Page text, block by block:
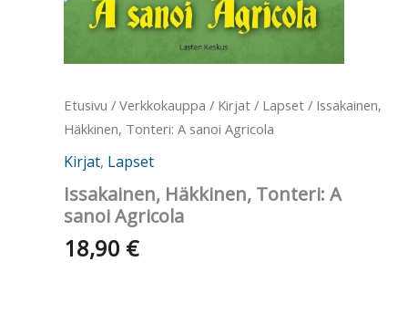
Etusivu / Verkkokauppa / Kirjat / Lapset / Issakainen,
Häkkinen, Tonteri: A sanoi Agricola
Kirjat, Lapset
Issakainen, Häkkinen, Tonteri: A
sanoi Agricola
18,90 €